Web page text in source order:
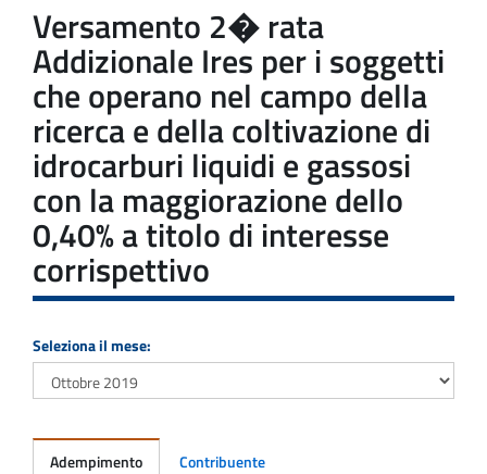
Versamento 2� rata
Addizionale Ires per i soggetti
che operano nel campo della
ricerca e della coltivazione di
idrocarburi liquidi e gassosi
con la maggiorazione dello
0,40% a titolo di interesse
corrispettivo
Seleziona il mese:
Adempimento Contribuente